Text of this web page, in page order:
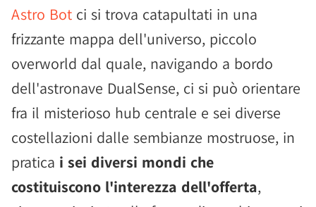
Astro Bot ci si trova catapultati in una
frizzante mappa dell'universo, piccolo
overworld dal quale, navigando a bordo
dell'astronave DualSense, ci si può orientare
fra il misterioso hub centrale e sei diverse
costellazioni dalle sembianze mostruose, in
pratica i sei diversi mondi che
costituiscono l'interezza dell'offerta,